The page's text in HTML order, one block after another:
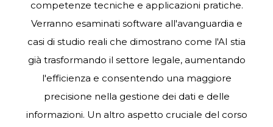
competenze tecniche e applicazioni pratiche.
Verranno esaminati software all'avanguardia e
casi di studio reali che dimostrano come l'AI stia
già trasformando il settore legale, aumentando
l'efficienza e consentendo una maggiore
precisione nella gestione dei dati e delle
informazioni. Un altro aspetto cruciale del corso